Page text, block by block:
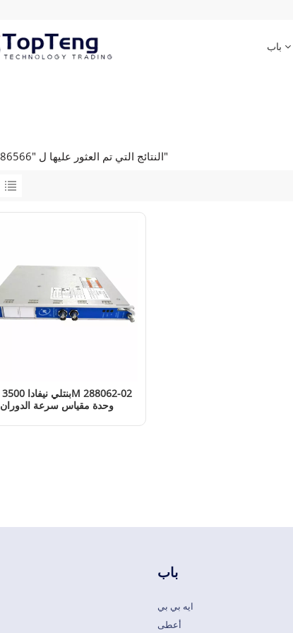
باب
1 النتائج التي تم العثور عليها ل "286566-02"
وحدة مقياس سرعة الدوران
باب
ايه بي بي
أعطى